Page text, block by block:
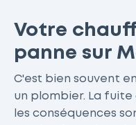
Votre
panne sur
C'est bien souvent
un plombier. La
les conséquences